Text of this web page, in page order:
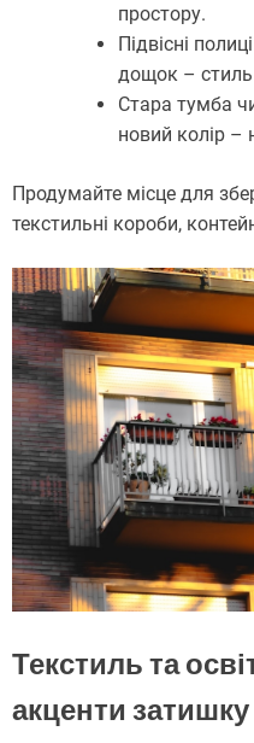
простору.
Підвісні
дощок – стиль
Стара тумба
новий колір –
Продумайте місце для
текстильні короби,
Текстиль та
акценти затишку